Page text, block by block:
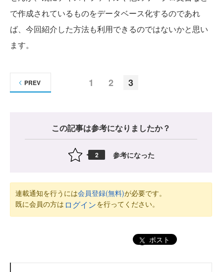
で作成されているものをデータベース化するのであれ
ば、今回紹介した方法も利用できるのではないかと思い
ます。
1 2 3
PREV
この記事は参考になりましたか？
2 参考になった
連載通知を行うには会員登録(無料)が必要です。
既に会員の方は ログインを行ってください。
ポスト